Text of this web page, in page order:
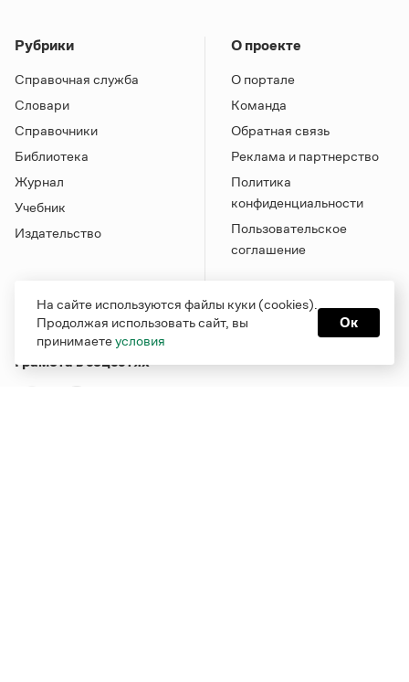
Рубрики
Справочная служба
Словари
Справочники
Библиотека
Журнал
Учебник
Издательство
О проекте
О портале
Команда
Обратная связь
Реклама и партнерство
Политика
конфиденциальности
Пользовательское
соглашение
Грамота в соцсетях
На сайте используются файлы куки (cookies).
Продолжая использовать сайт, вы
принимаетеусловия
Ок